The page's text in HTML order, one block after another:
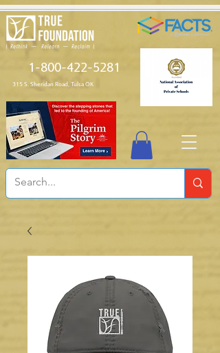
1-800-422-5281
315 S. Sheridan Road, Tulsa OK